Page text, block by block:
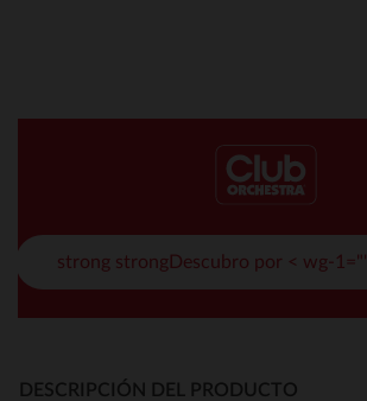
strong strongDescubro por < wg-
DESCRIPCIÓN DEL PRODUCTO